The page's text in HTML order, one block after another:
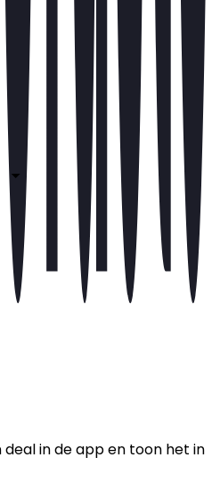
deal in de app en toon het in